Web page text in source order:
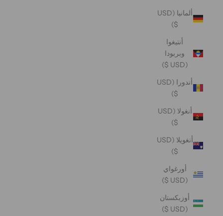
ألمانيا (USD
$)
أنتيغوا
وبربودا
(USD $)
أندورا (USD
$)
أنغولا (USD
$)
أنغويلا (USD
$)
أورغواي
(USD $)
أوزبكستان
(USD $)